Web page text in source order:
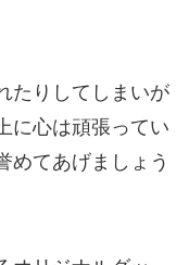
たりしてしまいが
に心は頑張ってい
めてあげましょう